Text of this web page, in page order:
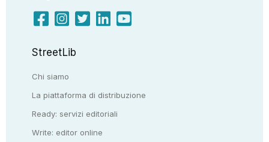
StreetLib
Chi siamo
La piattaforma di distribuzione
Ready: servizi editoriali
Write: editor online